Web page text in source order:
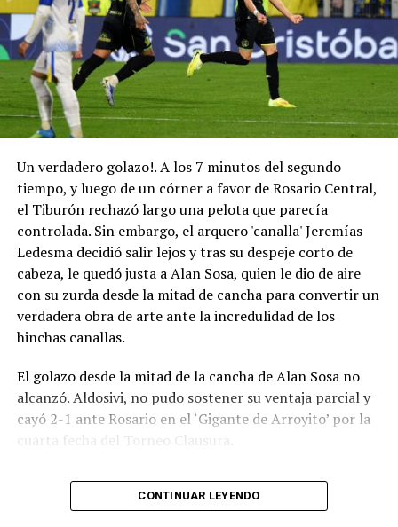
Un verdadero golazo!. A los 7 minutos del segundo
tiempo, y luego de un córner a favor de Rosario Central,
el Tiburón rechazó largo una pelota que parecía
controlada. Sin embargo, el arquero 'canalla' Jeremías
Ledesma decidió salir lejos y tras su despeje corto de
cabeza, le quedó justa a Alan Sosa, quien le dio de aire
con su zurda desde la mitad de cancha para convertir un
verdadera obra de arte ante la incredulidad de los
hinchas canallas.
El golazo desde la mitad de la cancha de Alan Sosa no
alcanzó. Aldosivi, no pudo sostener su ventaja parcial y
cayó 2-1 ante Rosario en el ‘Gigante de Arroyito’ por la
cuarta fecha del Torneo Clausura.
Foto Alan Sosa festeja su golazo en el Gigante de
Arroyito. FotobairesCONTINUAR LEYENDO